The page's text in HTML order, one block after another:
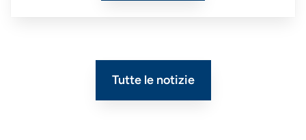
Tutte le notizie